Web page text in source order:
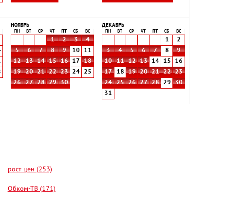
НОЯБРЬ
ПН ВТ СР ЧТ СБ ВС
1 2 3
4
5
6 7 8 9 10
11
12
13 14 15 16 17
18
19
20 21 22 23 24
25
26
27 28 29 30
ДЕКАБРЬ
ПН ВТ СР ЧТ СБ ВС
1
2
3
4 5 6 7 8
9
10
11 12 13 14 15
16
17
18 19 20 21 22
23
24
25 26 27 28 29
30
31
рост цен (253)
Обком-ТВ (171)